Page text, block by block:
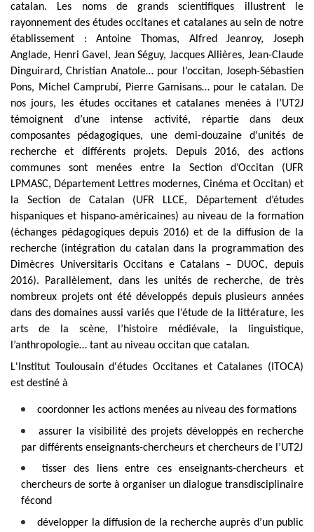
catalan. Les noms de grands scientifiques illustrent le
rayonnement des études occitanes et catalanes au sein de notre
établissement : Antoine Thomas, Alfred Jeanroy, Joseph
Anglade, Henri Gavel, Jean Séguy, Jacques Allières, Jean-Claude
Dinguirard, Christian Anatole… pour l’occitan, Joseph-Sébastien
Pons, Michel Camprubí, Pierre Gamisans… pour le catalan. De
nos jours, les études occitanes et catalanes menées à l’UT2J
témoignent d’une intense activité, répartie dans deux
composantes pédagogiques, une demi-douzaine d’unités de
recherche et différents projets. Depuis 2016, des actions
communes sont menées entre la Section d’Occitan (UFR
LPMASC, Département Lettres modernes, Cinéma et Occitan) et
la Section de Catalan (UFR LLCE, Département d’études
hispaniques et hispano-américaines) au niveau de la formation
(échanges pédagogiques depuis 2016) et de la diffusion de la
recherche (intégration du catalan dans la programmation des
Dimècres Universitaris Occitans e Catalans – DUOC, depuis
2016). Parallèlement, dans les unités de recherche, de très
nombreux projets ont été développés depuis plusieurs années
dans des domaines aussi variés que l’étude de la littérature, les
arts de la scène, l’histoire médiévale, la linguistique,
l’anthropologie… tant au niveau occitan que catalan.
L'Institut Toulousain d'études Occitanes et Catalanes (ITOCA)
est destiné à
coordonner les actions menées au niveau des formations
assurer la visibilité des projets développés en recherche
par différents enseignants-chercheurs et chercheurs de l’UT2J
tisser des liens entre ces enseignants-chercheurs et
chercheurs de sorte à organiser un dialogue transdisciplinaire
fécond
développer la diffusion de la recherche auprès d’un public